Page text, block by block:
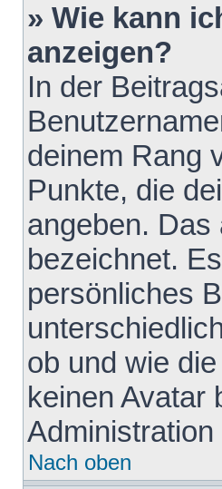
» Wie kann
anzeigen?
In der
deinem Rang
Punkte, die
angeben. Das
bezeichnet.
persönliches
ob und wie
keinen Avatar
Nach oben